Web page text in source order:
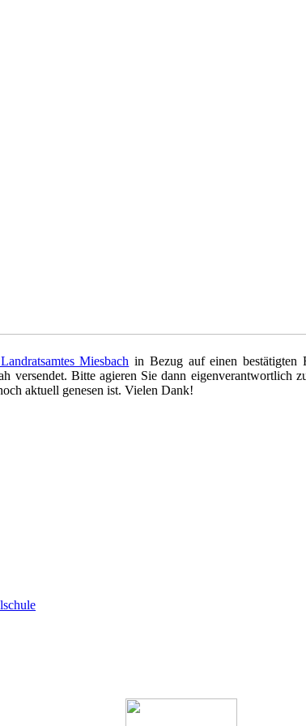
Miesbach in Bezug auf einen bestätigten
versendet. Bitte agieren Sie dann
aktuell genesen ist. Vielen Dank!